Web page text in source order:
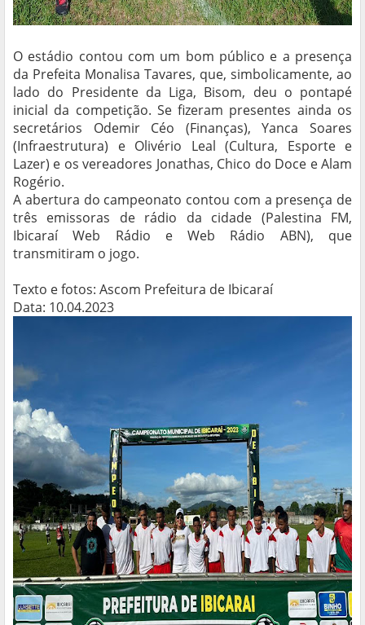
O estádio contou com um bom público e a presença
da Prefeita Monalisa Tavares, que, simbolicamente, ao
lado do Presidente da Liga, Bisom, deu o pontapé
inicial da competição. Se fizeram presentes ainda os
secretários Odemir Céo (Finanças), Yanca Soares
(Infraestrutura) e Olivério Leal (Cultura, Esporte e
Lazer) e os vereadores Jonathas, Chico do Doce e Alam
Rogério.
A abertura do campeonato contou com a presença de
três emissoras de rádio da cidade (Palestina FM,
Ibicaraí Web Rádio e Web Rádio ABN), que
transmitiram o jogo.
Texto e fotos: Ascom Prefeitura de Ibicaraí
Data: 10.04.2023